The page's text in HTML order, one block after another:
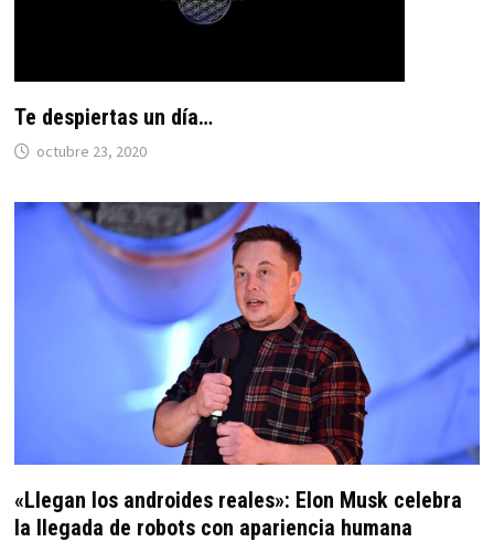
Te despiertas un día…
octubre 23, 2020
«Llegan los androides reales»: Elon Musk celebra
la llegada de robots con apariencia humana